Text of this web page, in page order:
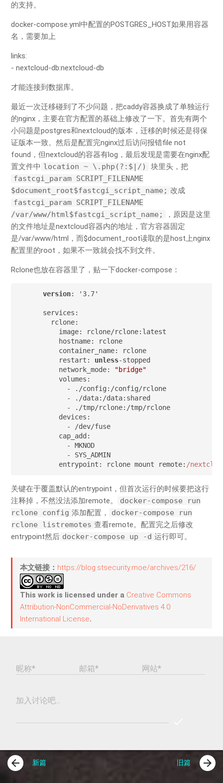
的支持。
docker-compose.yml中配置的POSTGRES_HOST如果用容器
名，需要加上
links:
- nextcloud-db:nextcloud-db
才能连接到数据库。
最近一次迁移碰到了不少问题，把caddy容器换成了单独运行
的nginx，主要在官方配置的基础上修改了一下。首先有两个
小问题是postgres和nextcloud的版本，迁移的时候还是得保
证版本一致。然后是配置完nginx过后访问报错file not
found，但nextcloud的容器有log，最后发现是需要在nginx配
置文件中 location ~ \.php(?:$|/)
块里头，把
fastcgi_param SCRIPT_FILENAME
$document_root$fastcgi_script_name; 改成
fastcgi_param SCRIPT_FILENAME
/var/www/html$fastcgi_script_name;
，原因是这里
的文件地址是nextcloud容器内的地址，官方容器固定
是/var/www/html，而$document_root读取的是host上nginx
配置里的root，如果不一致就会找不到文件。
Rclone也放在容器里了，贴一下docker-compose：
version: '3.7'
services:
  rclone:
    image: rclone/rclone:latest
    hostname: rclone
    container_name: rclone
    restart:
unless-stopped
    network_mode:
"bridge"
    volumes:
      - ./config:/config/rclone
      - ./data:/data:shared
      - ./tmp/rclone:/tmp/rclone
    devices:
      - /dev/fuse
    cap_add:
      - MKNOD
      - SYS_ADMIN
    entrypoint: rclone mount remote:
/
关键在于覆盖默认的entrypoint，但首次运行的时候要把这行
注释掉，不然没法添加remote。
docker-compose run
rclone config 添加配置，
docker-compose run
rclone listremotes 查看remote。配置完之后修改
entrypoint然后 docker-compose up -d 运行即可。
本文链接： https://blog.stsecurity.moe/archives/216/
This work is licensed under a Creative Commons
Attribution-NonCommercial-NoDerivatives 4.0
International License.
昵称* 邮箱* 网站*
加入讨论吧...
arrow_back 新篇 旧篇 arrow_forward